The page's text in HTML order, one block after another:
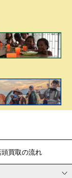
頭買取の流れ